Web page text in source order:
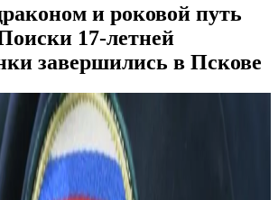
и роковой путь
17-летней
завершились в Пскове